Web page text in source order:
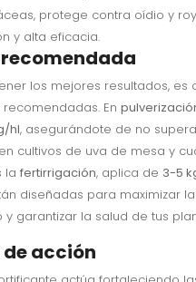
protege contra oídio y
y alta eficacia.
recomendada
los mejores resultados, es
recomendadas. En
hl, asegurándote de no
en cultivos de uva de mesa y
la fertirrigación, aplica de 3-5
diseñadas para maximizar
y garantizar la salud de tus
de acción